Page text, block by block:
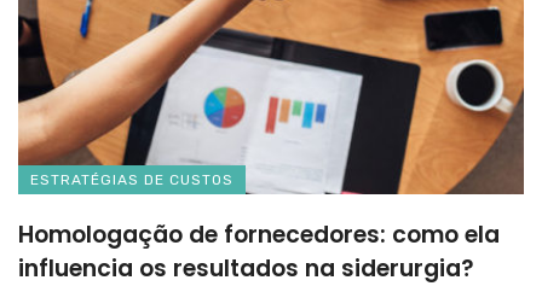
ESTRATÉGIAS DE CUSTOS
Homologação de fornecedores: como ela
influencia os resultados na siderurgia?